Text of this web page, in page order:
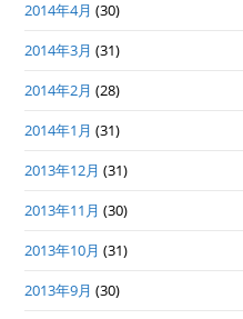
2014年4月 (30)
2014年3月 (31)
2014年2月 (28)
2014年1月 (31)
2013年12月 (31)
2013年11月 (30)
2013年10月 (31)
2013年9月 (30)